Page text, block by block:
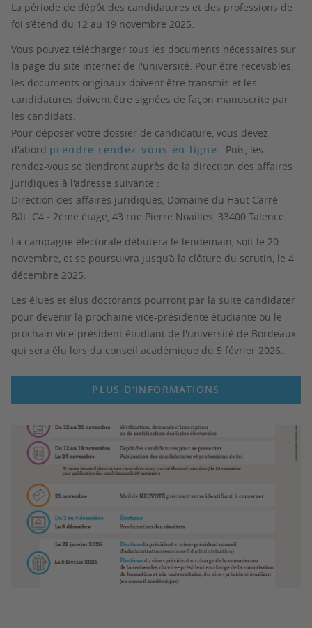
La période de dépôt des candidatures et des professions de
foi s’étend du 12 au 19 novembre 2025.
Vous pouvez télécharger tous les documents nécessaires sur
la page du site internet de l'université. Pour être recevables,
les documents originaux doivent être transmis et les
candidatures doivent être signées de façon manuscrite par
les candidats.
Pour déposer votre dossier de candidature, vous devez
d'abord prendre rendez-vous en ligne . Puis, les
rendez-vous se tiendront auprès de la direction des affaires
juridiques à l'adresse suivante :
Direction des affaires juridiques, Domaine du Haut Carré -
Bât. C4 - 2ème étage, 43 rue Pierre Noailles, 33400 Talence.
La campagne électorale débutera le lendemain, soit le 20
novembre, et se poursuivra jusqu’à la clôture du scrutin, le 4
décembre 2025.
Les élues et élus doctorants pourront par la suite candidater
pour devenir la prochaine vice-présidente étudiante ou le
prochain vice-président étudiant de l'université de Bordeaux
qui sera élu lors du conseil académique du 5 février 2026.
PLUS D'INFORMATIONS